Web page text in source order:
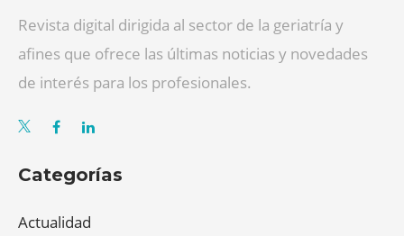
Revista digital dirigida al sector de la geriatría y
afines que ofrece las últimas noticias y novedades
de interés para los profesionales.
Categorías
Actualidad